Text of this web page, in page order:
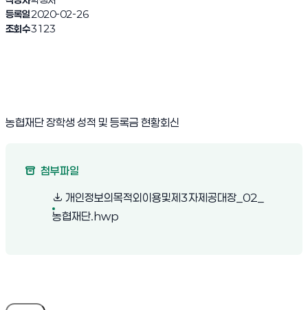
등록일2020-02-26
조회수3123
농협재단 장학생 성적 및 등록금 현황회신
첨부파일
개인정보의목적외이용및제3자제공대장_02_
농협재단.hwp